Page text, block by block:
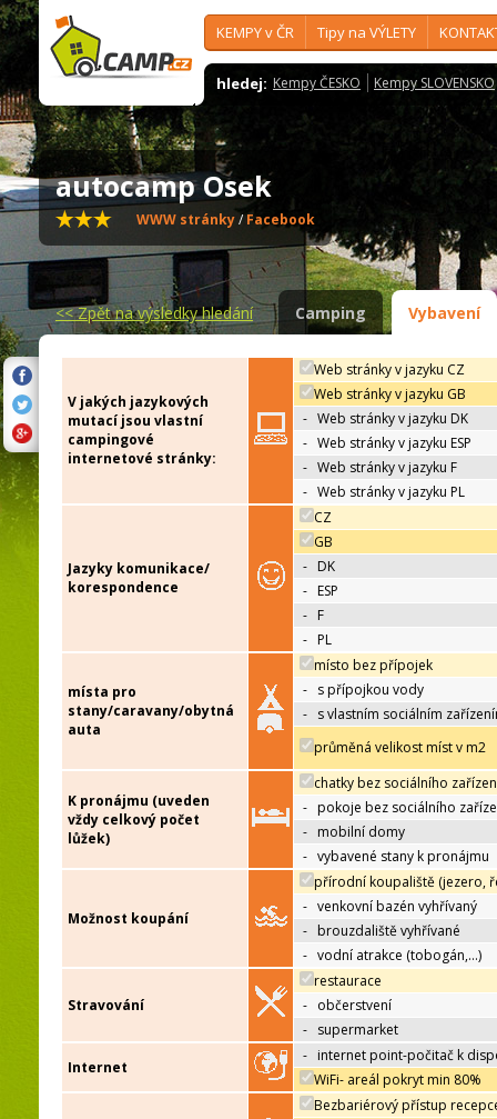
KEMPY v ČR Tipy na VÝLETY
hledej: Kempy ČESKO Kempy SLOVENSKO
autocamp Osek
WWW stránky/Facebook
<<Zpět na výsledky hledání Camping Vybavení
V jakých jazykových
mutací jsou vlastní
campingové
internetové stránky:
Web stránky v jazyku CZ
Web stránky v jazyku GB
- Web stránky v jazyku DK
- Web stránky v jazyku ESP
- Web stránky v jazyku F
- Web stránky v jazyku PL
Jazyky komunikace/
korespondence
CZ
GB
- DK
- ESP
- F
- PL
místa pro
stany/caravany/obytná
auta
místo bez přípojek
- s přípojkou vody
- s vlastním sociálním
průměná velikost míst v m2
K pronájmu (uveden
vždy celkový počet
lůžek)
chatky bez sociálního
- pokoje bez sociálního
- mobilní domy
- vybavené stany k pronájmu
Možnost koupání
přírodní koupaliště (jezero,
- venkovní bazén vyhřívaný
- brouzdaliště vyhřívané
- vodní atrakce (tobogán,…)
Stravování
restaurace
- občerstvení
- supermarket
Internet
- internet point-počitač k
WiFi- areál pokryt min 80%
Bezbariérový přístup